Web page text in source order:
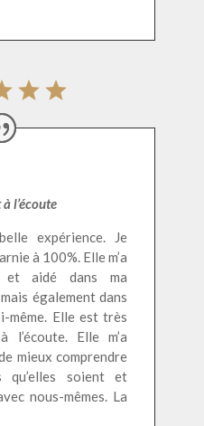
l’écoute
expérience. Je
à 100%. Elle m’a
et aidé dans ma
également dans
même. Elle est très
l’écoute. Elle m’a
mieux comprendre
qu’elles soient et
nous-mêmes. La